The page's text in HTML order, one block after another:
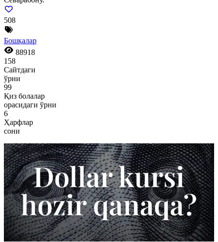
508
Бошқалар
88918
158
Сайтдаги
ўрни
99
Қиз болалар
орасидаги ўрни
6
Ҳарфлар
сони